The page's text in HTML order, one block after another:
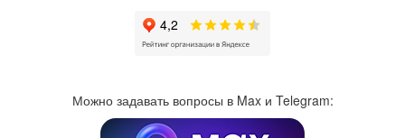
Можно задавать вопросы в Max и Telegram: